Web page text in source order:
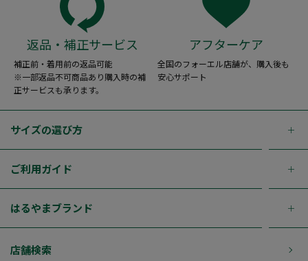
返品・補正サービス
補正前・着用前の返品可能
※一部返品不可商品あり購入時の補
正サービスも承ります。
アフターケア
全国のフォーエル店舗が、購入後も
安心サポート
サイズの選び方
ご利用ガイド
はるやまブランド
店舗検索